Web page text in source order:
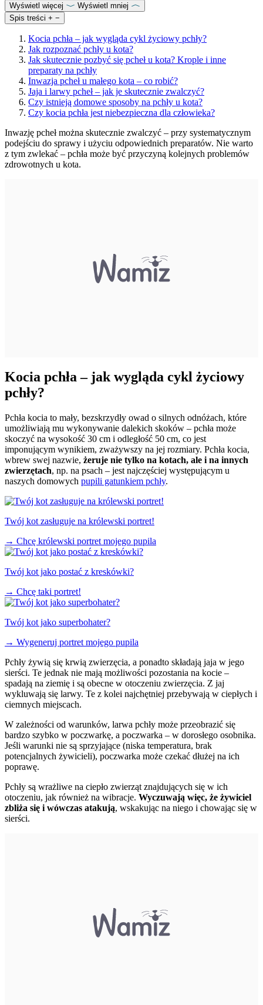
Wyświetl więcej
Wyświetl mniej
Spis treści + −
Kocia pchła – jak wygląda cykl życiowy pchły?
Jak rozpoznać pchły u kota?
Jak skutecznie pozbyć się pcheł u kota? Krople i inne
preparaty na pchły
Inwazja pcheł u małego kota – co robić?
Jaja i larwy pcheł – jak je skutecznie zwalczyć?
Czy istnieją domowe sposoby na pchły u kota?
Czy kocia pchła jest niebezpieczna dla człowieka?
Inwazję pcheł można skutecznie zwalczyć – przy systematycznym
podejściu do sprawy i użyciu odpowiednich preparatów. Nie warto
z tym zwlekać – pchła może być przyczyną kolejnych problemów
zdrowotnych u kota.
Kocia pchła – jak wygląda cykl życiowy
pchły?
Pchła kocia to mały, bezskrzydły owad o silnych odnóżach, które
umożliwiają mu wykonywanie dalekich skoków – pchła może
skoczyć na wysokość 30 cm i odległość 50 cm, co jest
imponującym wynikiem, zważywszy na jej rozmiary. Pchła kocia,
wbrew swej nazwie, żeruje nie tylko na kotach, ale i na innych
zwierzętach, np. na psach – jest najczęściej występującym u
naszych domowych pupili gatunkiem pchły.
Twój kot zasługuje na królewski portret!
→ Chcę królewski portret mojego pupila
Twój kot jako postać z kreskówki?
→ Chcę taki portret!
Twój kot jako superbohater?
→ Wygeneruj portret mojego pupila
Pchły żywią się krwią zwierzęcia, a ponadto składają jaja w jego
sierści. Te jednak nie mają możliwości pozostania na kocie –
spadają na ziemię i są obecne w otoczeniu zwierzęcia. Z jaj
wykluwają się larwy. Te z kolei najchętniej przebywają w ciepłych i
ciemnych miejscach.
W zależności od warunków, larwa pchły może przeobrazić się
bardzo szybko w poczwarkę, a poczwarka – w dorosłego osobnika.
Jeśli warunki nie są sprzyjające (niska temperatura, brak
potencjalnych żywicieli), poczwarka może czekać dłużej na ich
poprawę.
Pchły są wrażliwe na ciepło zwierząt znajdujących się w ich
otoczeniu, jak również na wibracje. Wyczuwają więc, że żywiciel
zbliża się i wówczas atakują, wskakując na niego i chowając się w
sierści.